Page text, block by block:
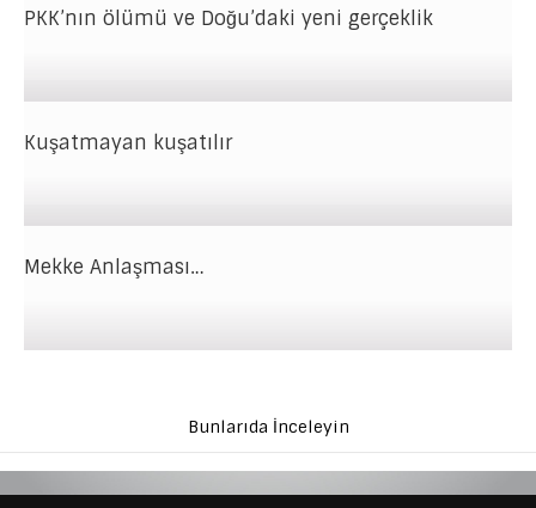
PKK’nın ölümü ve Doğu’daki yeni gerçeklik
Kuşatmayan kuşatılır
Mekke Anlaşması…
Bunlarıda İnceleyin